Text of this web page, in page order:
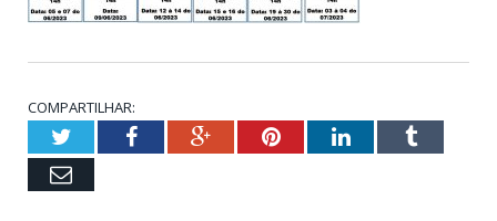
COMPARTILHAR:
TwitterFacebookGoogle+PinterestLinkedInTumblr
Email